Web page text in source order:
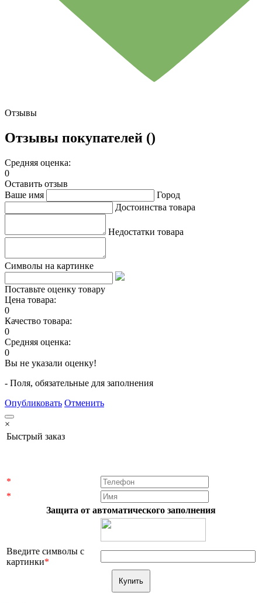
Отзывы
Отзывы покупателей ()
Средняя оценка:
0
Оставить отзыв
Ваше имя
Город
Достоинства товара
Недостатки товара
Символы на картинке
Поставьте оценку товару
Цена товара:
0
Качество товара:
0
Средняя оценка:
0
Вы не указали оценку!
- Поля, обязательные для заполнения
Опубликовать Отменить
×
Быстрый заказ
*
*
Защита от автоматического заполнения
Введите символы с
картинки*